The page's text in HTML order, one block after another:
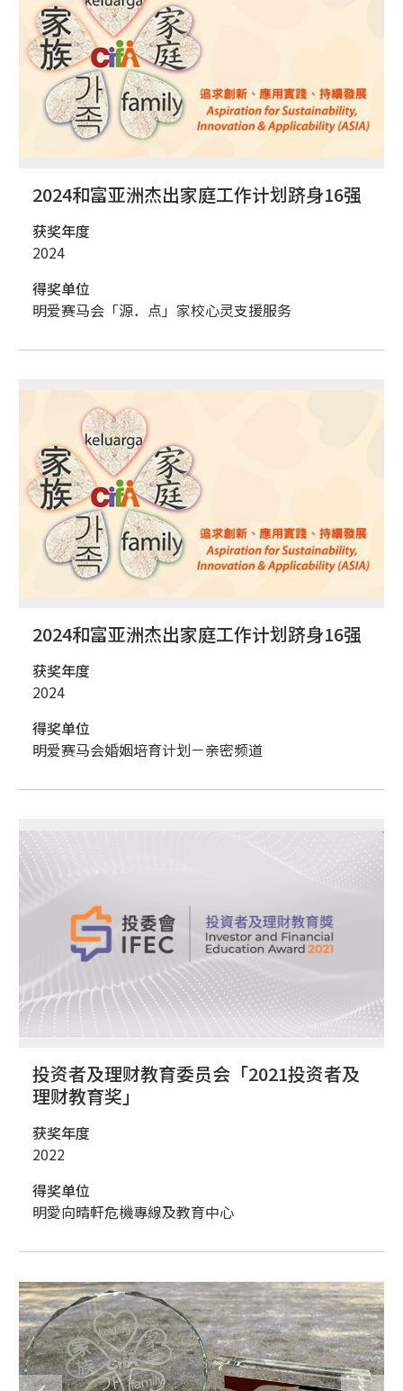
2024和富亚洲杰出家庭工作计划跻身16强
获奖年度
2024
得奖单位
明爱赛马会「源．点」家校心灵支援服务
2024和富亚洲杰出家庭工作计划跻身16强
获奖年度
2024
得奖单位
明爱赛马会婚姻培育计划－亲密频道
投资者及理财教育委员会「2021投资者及
理财教育奖」
获奖年度
2022
得奖单位
明愛向晴軒危機專線及教育中心